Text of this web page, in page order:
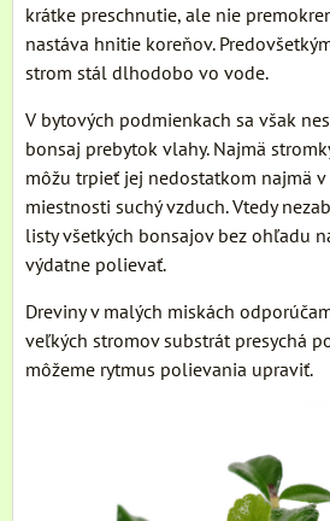
krátke preschnutie, ale nie
nastáva hnitie koreňov.
strom stál dlhodobo vo vode.
V bytových podmienkach sa však
bonsaj prebytok vlahy. Najmä
môžu trpieť jej nedostatkom najmä v
miestnosti suchý vzduch. Vtedy
listy všetkých bonsajov bez ohľadu
výdatne polievať.
Dreviny v malých miskách
veľkých stromov substrát presychá
môžeme rytmus polievania upraviť.